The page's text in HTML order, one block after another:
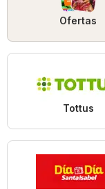
Ofertas
Tottus